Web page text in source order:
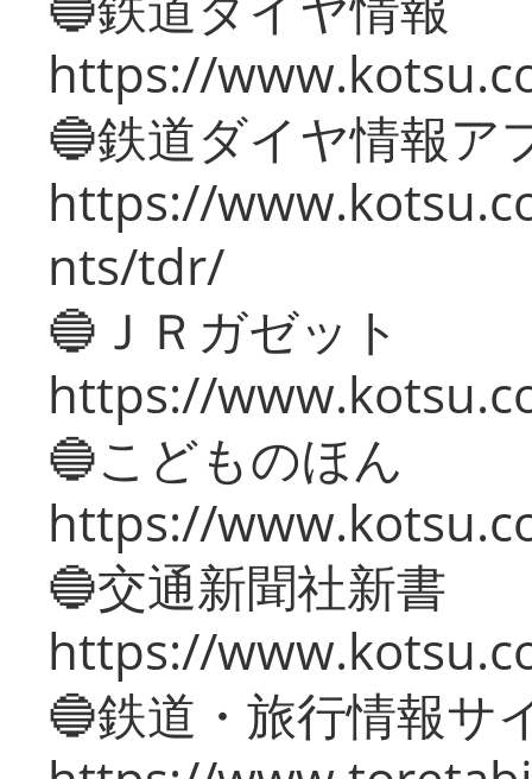
https://
🔵鉄道ダイヤ情報ア
https://
nts/tdr/
🔵ＪＲガゼット
https://
🔵こどものほん
https://
🔵交通新聞社新書
https://
🔵鉄道・旅行情報サ